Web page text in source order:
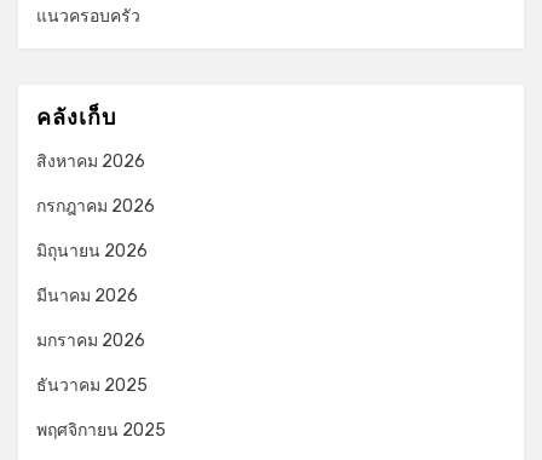
แนวครอบครัว
คลังเก็บ
สิงหาคม 2026
กรกฎาคม 2026
มิถุนายน 2026
มีนาคม 2026
มกราคม 2026
ธันวาคม 2025
พฤศจิกายน 2025